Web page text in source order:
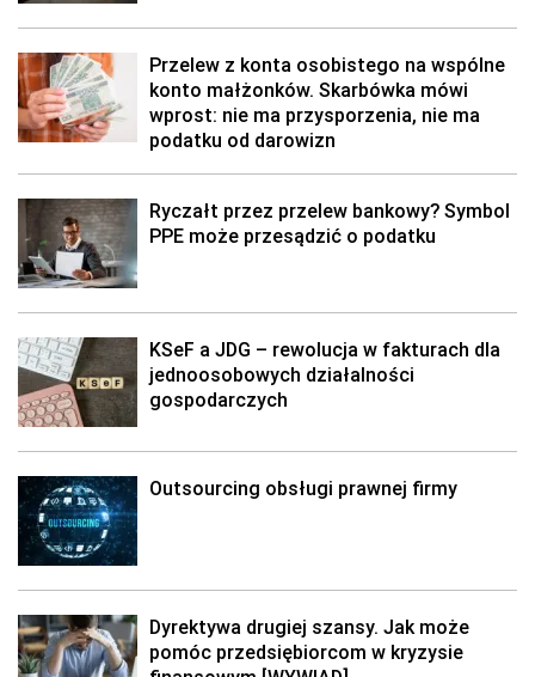
Przelew z konta osobistego na wspólne
konto małżonków. Skarbówka mówi
wprost: nie ma przysporzenia, nie ma
podatku od darowizn
Ryczałt przez przelew bankowy? Symbol
PPE może przesądzić o podatku
KSeF a JDG – rewolucja w fakturach dla
jednoosobowych działalności
gospodarczych
Outsourcing obsługi prawnej firmy
Dyrektywa drugiej szansy. Jak może
pomóc przedsiębiorcom w kryzysie